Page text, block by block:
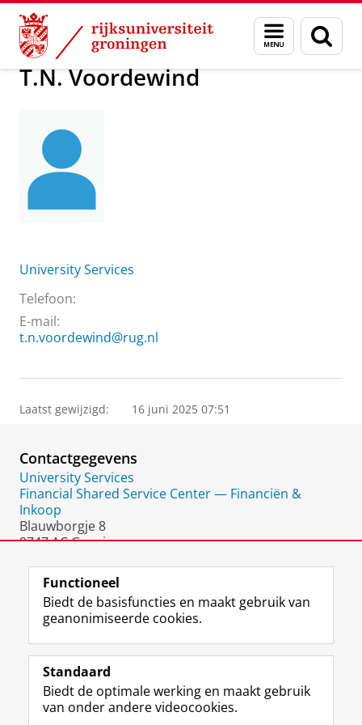
Skip
Content
Skip
Navigation
Menu
en
zoeken
Over ons T.N. Voordewind
T.N. Voordewind
University Services
Telefoon:
E-mail:
t.n.voordewind@rug.nl
Laatst gewijzigd: 16 juni 2025 07:51
Contactgegevens
University Services
Financial Shared Service Center — Financiën &
Inkoop
Blauwborgje 8
9747 AC Groningen
Volg de RUG
F
a
e
b
L
i
k
e
R
S
-
f
I
n
t
Y
o
T
Studiekiezers
Functioneel
Biedt de basisfuncties en maakt gebruik van
geanonimiseerde cookies.
Standaard
Biedt de optimale werking en maakt gebruik
van onder andere videocookies.